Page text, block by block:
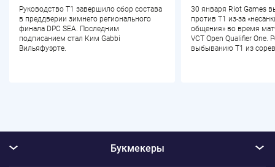
Руководство T1 завершило сбор состава
в преддверии зимнего регионального
финала DPC SEA. Последним
подписанием стал Ким Gabbi
Вильяфуэрте.
30 января Riot Games
против T1 из-за
общения» во время
VCT Open Qualifier One.
выбыванию T1 из
Букмекеры